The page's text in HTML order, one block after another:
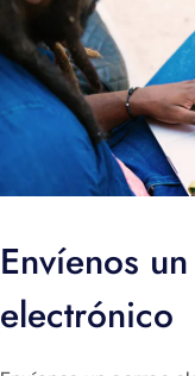
Envíenos
electrónico